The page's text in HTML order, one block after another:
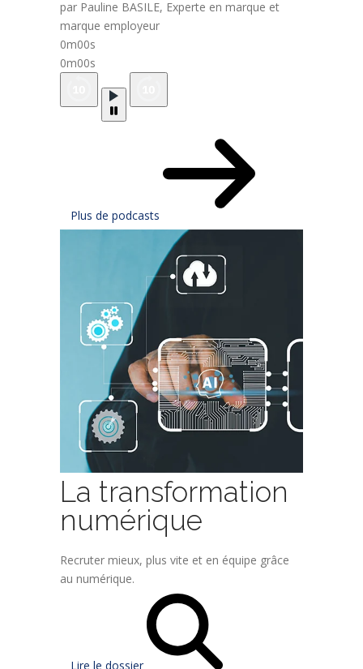
par Pauline BASILE, Experte en marque et
marque employeur
0m00s
0m00s
Plus de podcasts
La transformation
numérique
Recruter mieux, plus vite et en équipe grâce
au numérique.
Lire le dossier